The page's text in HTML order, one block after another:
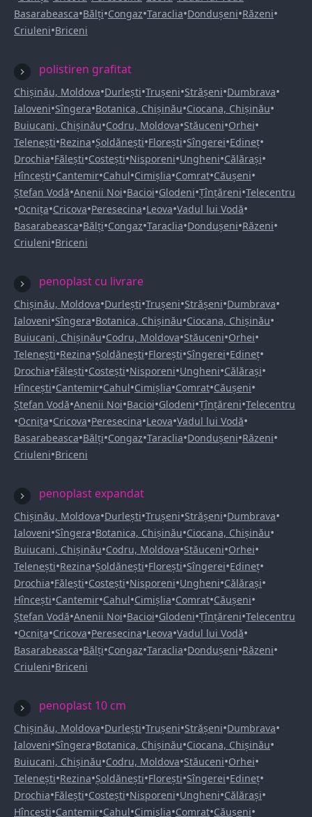
Basarabeasca•Bălți•Congaz•Taraclia•Dondușeni•Răzeni•
Criuleni•Briceni
polistiren grafitat
Chișinău, Moldova•Durlești•Trușeni•Strășeni•Dumbrava•
Ialoveni•Sîngera•Botanica, Chișinău•Ciocana, Chișinău•
Buiucani, Chișinău•Codru, Moldova•Stăuceni•Orhei•
Telenești•Rezina•Șoldănești•Florești•Sîngerei•Edineț•
Drochia•Fălești•Costești•Nisporeni•Ungheni•Călărași•
Hîncești•Cantemir•Cahul•Cimișlia•Comrat•Căușeni•
Ștefan Vodă•Anenii Noi•Bacioi•Glodeni•Țînțăreni•Telecentru
•Ocnița•Cricova•Peresecina•Leova•Vadul lui Vodă•
Basarabeasca•Bălți•Congaz•Taraclia•Dondușeni•Răzeni•
Criuleni•Briceni
penoplast cu livrare
Chișinău, Moldova•Durlești•Trușeni•Strășeni•Dumbrava•
Ialoveni•Sîngera•Botanica, Chișinău•Ciocana, Chișinău•
Buiucani, Chișinău•Codru, Moldova•Stăuceni•Orhei•
Telenești•Rezina•Șoldănești•Florești•Sîngerei•Edineț•
Drochia•Fălești•Costești•Nisporeni•Ungheni•Călărași•
Hîncești•Cantemir•Cahul•Cimișlia•Comrat•Căușeni•
Ștefan Vodă•Anenii Noi•Bacioi•Glodeni•Țînțăreni•Telecentru
•Ocnița•Cricova•Peresecina•Leova•Vadul lui Vodă•
Basarabeasca•Bălți•Congaz•Taraclia•Dondușeni•Răzeni•
Criuleni•Briceni
penoplast expandat
Chișinău, Moldova•Durlești•Trușeni•Strășeni•Dumbrava•
Ialoveni•Sîngera•Botanica, Chișinău•Ciocana, Chișinău•
Buiucani, Chișinău•Codru, Moldova•Stăuceni•Orhei•
Telenești•Rezina•Șoldănești•Florești•Sîngerei•Edineț•
Drochia•Fălești•Costești•Nisporeni•Ungheni•Călărași•
Hîncești•Cantemir•Cahul•Cimișlia•Comrat•Căușeni•
Ștefan Vodă•Anenii Noi•Bacioi•Glodeni•Țînțăreni•Telecentru
•Ocnița•Cricova•Peresecina•Leova•Vadul lui Vodă•
Basarabeasca•Bălți•Congaz•Taraclia•Dondușeni•Răzeni•
Criuleni•Briceni
penoplast 10 cm
Chișinău, Moldova•Durlești•Trușeni•Strășeni•Dumbrava•
Ialoveni•Sîngera•Botanica, Chișinău•Ciocana, Chișinău•
Buiucani, Chișinău•Codru, Moldova•Stăuceni•Orhei•
Telenești•Rezina•Șoldănești•Florești•Sîngerei•Edineț•
Drochia•Fălești•Costești•Nisporeni•Ungheni•Călărași•
Hîncești•Cantemir•Cahul•Cimișlia•Comrat•Căușeni•